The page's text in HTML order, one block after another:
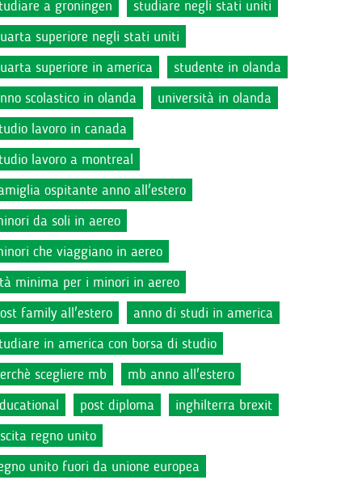
a groningen
studiare negli stati uniti
superiore negli stati uniti
superiore in america
studente in olanda
scolastico in olanda
università in olanda
lavoro in canada
lavoro a montreal
ospitante anno all'estero
da soli in aereo
che viaggiano in aereo
minima per i minori in aereo
family all'estero
anno di studi in america
in america con borsa di studio
scegliere mb
mb anno all'estero
post diploma
inghilterra brexit
regno unito
unito fuori da unione europea